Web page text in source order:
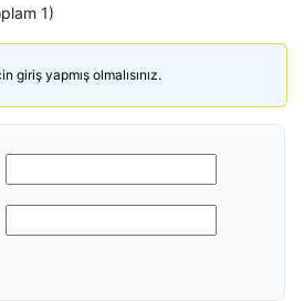
1)
giriş yapmış olmalısınız.